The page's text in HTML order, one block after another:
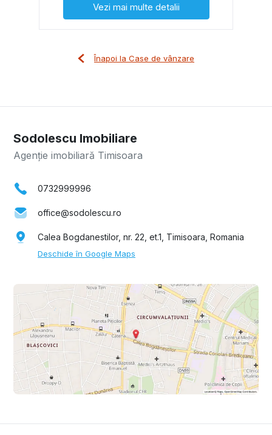
Vezi mai multe detalii
Înapoi la Case de vânzare
Sodolescu Imobiliare
Agenție imobiliară Timisoara
0732999996
office@sodolescu.ro
Calea Bogdanestilor, nr. 22, et.1, Timisoara, Romania
Deschide în Google Maps